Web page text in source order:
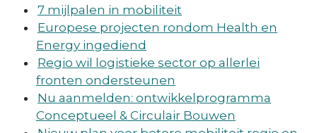
7 mijlpalen in mobiliteit
Europese projecten rondom Health en
Energy ingediend
Regio wil logistieke sector op allerlei
fronten ondersteunen
Nu aanmelden: ontwikkelprogramma
Conceptueel & Circulair Bouwen